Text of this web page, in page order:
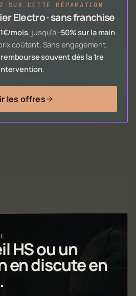
SUR CETTE RÉPARATION
Electro · sans franchise
mois, jusqu'à -50% sur la main
coûtant. Sans engagement.
souvent dès la 1re
.
les offres
HS ou un
en discute en